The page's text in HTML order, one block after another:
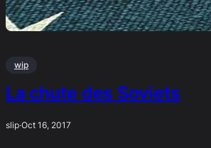
wip
La chute des Soviets
slip·Oct 16, 2017